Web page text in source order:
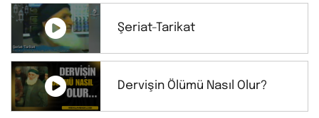
Şeriat-Tarikat
Dervişin Ölümü Nasıl Olur?